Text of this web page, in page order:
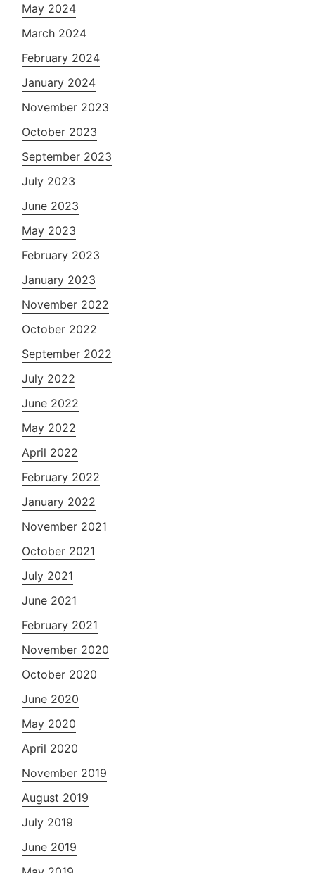
May 2024
March 2024
February 2024
January 2024
November 2023
October 2023
September 2023
July 2023
June 2023
May 2023
February 2023
January 2023
November 2022
October 2022
September 2022
July 2022
June 2022
May 2022
April 2022
February 2022
January 2022
November 2021
October 2021
July 2021
June 2021
February 2021
November 2020
October 2020
June 2020
May 2020
April 2020
November 2019
August 2019
July 2019
June 2019